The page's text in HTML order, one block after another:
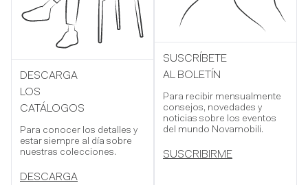
DESCARGA
LOS
CATÁLOGOS
Para conocer los detalles y
estar siempre al día sobre
nuestras colecciones.
DESCARGA
SUSCRÍBETE
AL BOLETÍN
Para recibir mensualmente
consejos, novedades y
noticias sobre los eventos
del mundo Novamobili.
SUSCRIBIRME